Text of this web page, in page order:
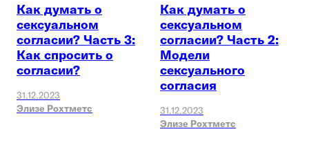
Как думать о
сексуальном
согласии? Часть 3:
Как спросить о
согласии?
31.12.2023
Элизе Рохтметс
Как думать о
сексуальном
согласии? Часть 2:
Модели
сексуального
согласия
31.12.2023
Элизе Рохтметс